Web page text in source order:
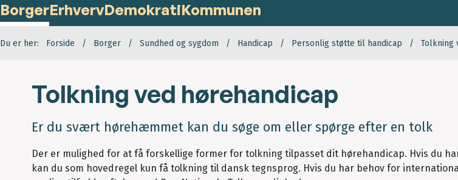
BorgerErhvervDemokratiKommunen
Du er her: Forside Borger Sundhed og sygdom Handicap Personlig støtte til handicap Tolkning
Tolkning ved hørehandicap
Er du svært hørehæmmet kan du søge om eller spørge efter en tolk
Der er mulighed for at få forskellige former for tolkning tilpasset dit hørehandicap. Hvis du
kan du som hovedregel kun få tolkning til dansk tegnsprog. Hvis du har behov for